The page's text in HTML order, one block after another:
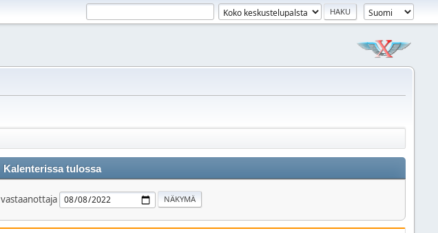
Kalenterissa tulossa
vastaanottaja